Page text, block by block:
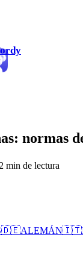
normas
min de lectura
🇩🇪ALEMÁN🇮🇹